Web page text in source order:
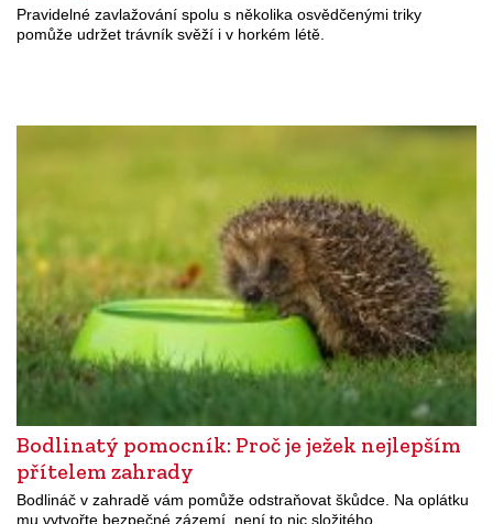
Pravidelné zavlažování spolu s několika osvědčenými triky
pomůže udržet trávník svěží i v horkém létě.
Bodlinatý pomocník: Proč je ježek nejlepším
přítelem zahrady
Bodlináč v zahradě vám pomůže odstraňovat škůdce. Na oplátku
mu vytvořte bezpečné zázemí, není to nic složitého.